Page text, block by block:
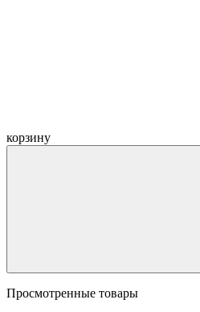
корзину
Просмотренные товары